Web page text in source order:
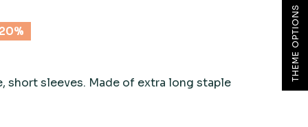
short sleeves. Made of extra long staple
THEME OPTIONS